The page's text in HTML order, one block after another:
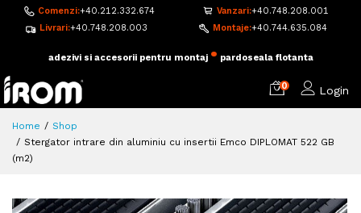
Comenzi:+40.212.332.674 Vanzari:+40.748.208.001
Livrari:+40.748.208.003 Montaje:+40.744.635.084
adezivi si accesorii pentru montaj • pardoseala flotanta
0 Login
Home
Shop
Stergator intrare din aluminiu cu insertii Emco DIPLOMAT 522 GB
(m2)